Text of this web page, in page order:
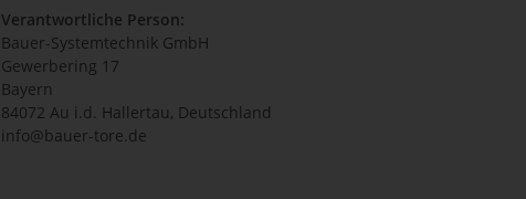
Verantwortliche Person:
Bauer-Systemtechnik GmbH
Gewerbering 17
Bayern
84072 Au i.d. Hallertau, Deutschland
info@bauer-tore.de